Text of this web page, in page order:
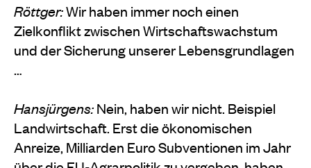
Röttger:Wir haben immer noch einen
Zielkonflikt zwischen Wirtschaftswachstum
und der Sicherung unserer Lebensgrundlagen
…
Hansjürgens:Nein, haben wir nicht. Beispiel
Landwirtschaft. Erst die ökonomischen
Anreize, Milliarden Euro Subventionen im Jahr